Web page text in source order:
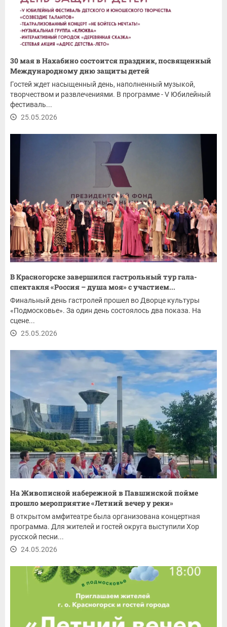
30 мая в Нахабино состоится праздник, посвященный
Международному дню защиты детей
Гостей ждет насыщенный день, наполненный музыкой,
творчеством и развлечениями. В программе - V Юбилейный
фестиваль...
25.05.2026
В Красногорске завершился гастрольный тур гала-
спектакля «Россия – душа моя» с участием...
Финальный день гастролей прошел во Дворце культуры
«Подмосковье». За один день состоялось два показа. На
сцене...
25.05.2026
На Живописной набережной в Павшинской пойме
прошло мероприятие «Летний вечер у реки»
В открытом амфитеатре была организована концертная
программа. Для жителей и гостей округа выступили Хор
русской песни...
24.05.2026